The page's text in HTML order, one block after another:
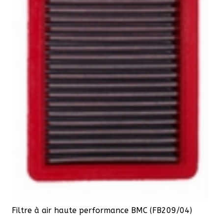
Filtre à air haute performance BMC (FB209/04)